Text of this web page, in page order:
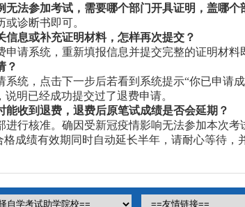
法参加考试，需要哪个部门开具证明，盖哪个
诊断书即可。
息或补充证明材料，怎样再次提交？
请系统，重新填报信息并提交完整的证明材料
？
统，点击下一步后若看到系统提示“你已申请
明已经成功提交过了退费申请。
收到退费，退费后原笔试成绩是否会延期？
行核准。确因受新冠疫情影响无法参加本次考
成绩有效期同时自动延长半年，请耐心等待，